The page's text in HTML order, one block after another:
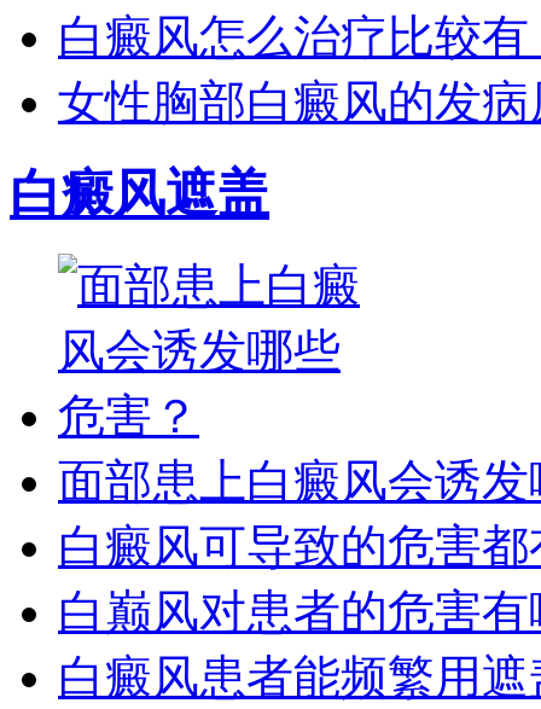
白癜风怎么治疗比较有
女性胸部白癜风的发
白癜风遮盖
面部患上白癜风会诱
白癜风可导致的危害
白巅风对患者的危害
白癜风患者能频繁用